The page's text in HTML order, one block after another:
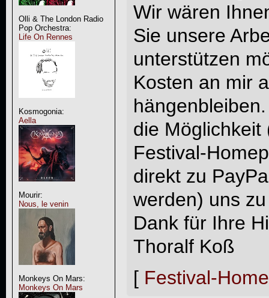
Olli & The London Radio
Pop Orchestra:
Life On Rennes
Kosmogonia:
Aella
Mourir:
Nous, le venin
Monkeys On Mars:
Monkeys On Mars
Wir wären
Sie unsere
unterstützen
Kosten an mir
die Möglichkeit
Festival-
direkt zu
werden) uns
Dank für Ihre
Thoralf Koß
[ Festival-